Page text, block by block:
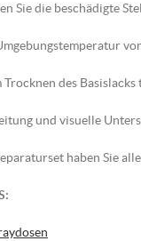
Sie die beschädigte
Trocknen des
und visuelle
haben Sie